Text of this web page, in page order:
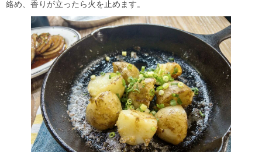
絡め、香りが立ったら火を止めます。